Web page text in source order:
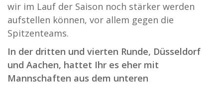
wir im Lauf der Saison noch stärker werden
aufstellen können, vor allem gegen die
Spitzenteams.
In der dritten und vierten Runde, Düsseldorf
und Aachen, hattet Ihr es eher mit
Mannschaften aus dem unteren